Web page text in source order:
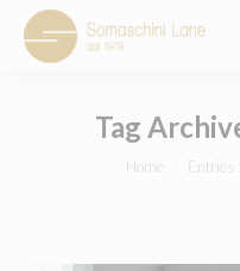
Tag
You are here:
Home Entries